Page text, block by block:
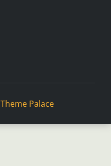
Theme Palace